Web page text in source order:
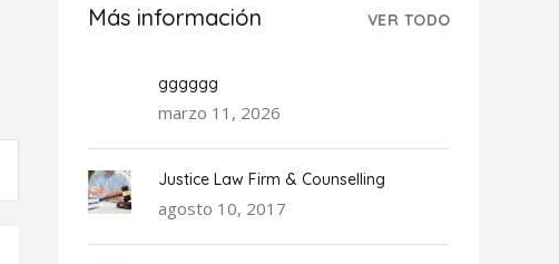
Más información VER TODO
gggggg
marzo 11, 2026
Justice Law Firm & Counselling
agosto 10, 2017